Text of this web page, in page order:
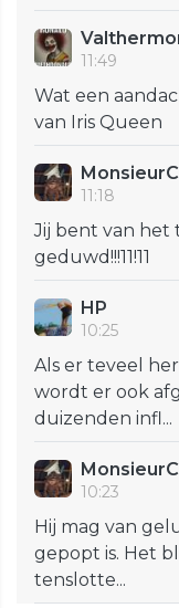
11:49
Wat een
van Iris Queen
11:18
Jij bent van het
geduwd!!!11!11
HP
10:25
Als er teveel
wordt er ook
duizenden infl...
10:23
Hij mag van
gepopt is. Het
tenslotte...